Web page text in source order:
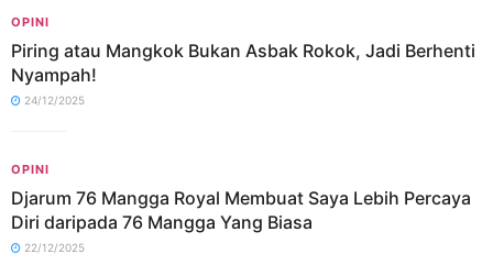
OPINI
Piring atau Mangkok Bukan Asbak Rokok, Jadi Berhenti
Nyampah!
24/12/2025
OPINI
Djarum 76 Mangga Royal Membuat Saya Lebih Percaya
Diri daripada 76 Mangga Yang Biasa
22/12/2025